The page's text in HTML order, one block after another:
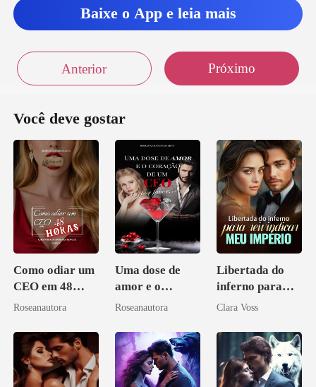
ensei
Baixe o App e leia mais
Anterior Próximo
Você deve gostar
Como odiar um
CEO em 48
horas
Roseanautora
Uma dose de
amor e o
coração de um
Roseanautora
Libertada do
inferno para
reivindicar meu
Clara Voss